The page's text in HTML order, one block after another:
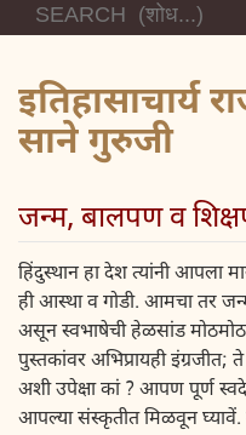
इतिहासाचार्य
साने गुरुजी
जन्म, बालपण व
हिंदुस्थान हा देश त्यांनी आपला
ही आस्था व गोडी. आमचा तर
असून स्वभाषेची हेळसांड
पुस्तकांवर अभिप्रायही
अशी उपेक्षा कां ? आपण पूर्ण
आपल्या संस्कृतीत मिळवून घ्यावें.